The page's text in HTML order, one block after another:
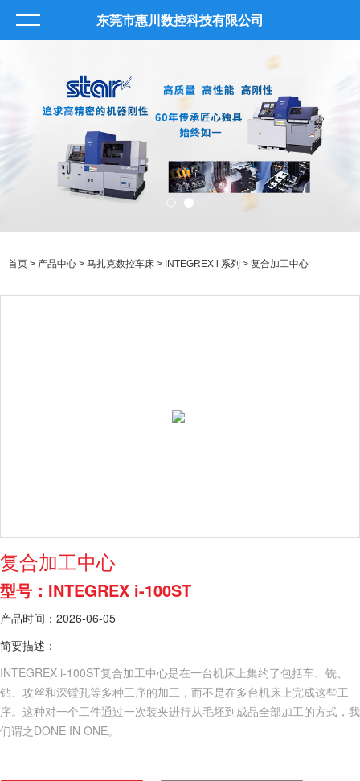
东莞市惠川数控科技有限公司
首页 > 产品中心 > 马扎克数控车床 > INTEGREX i 系列 > 复合加工中心
复合加工中心
型号：INTEGREX i-100ST
产品时间：2026-06-05
简要描述：
INTEGREX i-100ST复合加工中心是在一台机床上集约了包括车、铣、
钻、攻丝和深镗孔等多种工序的加工，而不是在多台机床上完成这些工
序。这种对一个工件通过一次装夹进行从毛坯到成品全部加工的方式，我
们谓之DONE IN ONE。